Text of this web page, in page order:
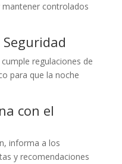
controlados
regulaciones de
para que la noche
con el
informa a los
y recomendaciones